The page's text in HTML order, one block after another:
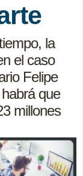
la
el caso
Felipe
que
millones